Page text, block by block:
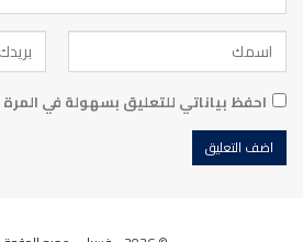
احفظ بياناتي للتعليق بسهولة في المرة